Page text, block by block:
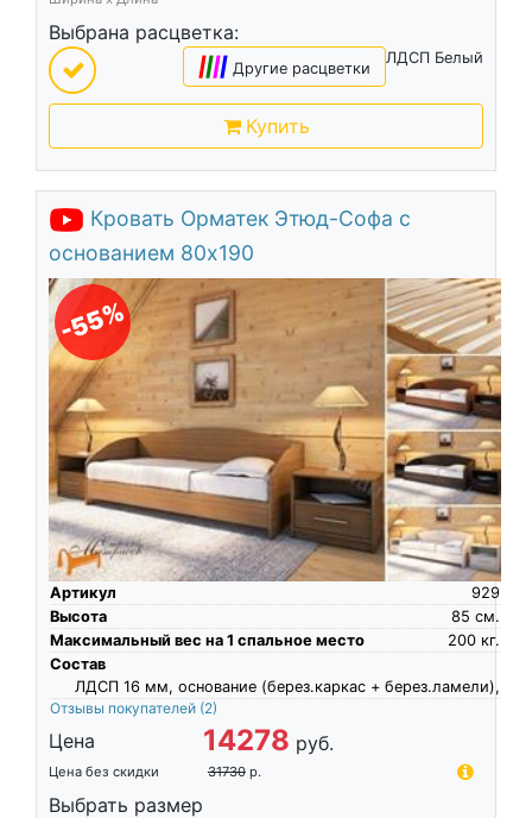
Выбрана расцветка:
ЛДСП Белый
|||| Другие расцветки
Купить
Кровать Орматек Этюд-Софа с
основанием 80х190
-55%
Артикул
929
Высота
см.
85
Максимальный вес на 1 спальное место
кг.
200
Состав
ЛДСП 16 мм, основание (берез.каркас + берез.ламели),
Отзывы покупателей (2)
Цена 14278 руб.
Цена без скидки 31730 р.
Выбрать размер